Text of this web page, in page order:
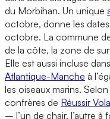
du Morbihan. Un unique
octobre, donne les
octobre. La commune
de la côte, la zone de
Elle est aussi incluse
Atlantique-Manche à
les oiseaux marins.
confrères de Réussir
– l’un de chair, l’autre